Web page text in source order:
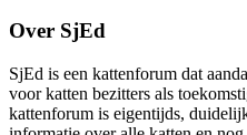
Over SjEd
SjEd is een kattenforum dat
voor katten bezitters als
kattenforum is eigentijds,